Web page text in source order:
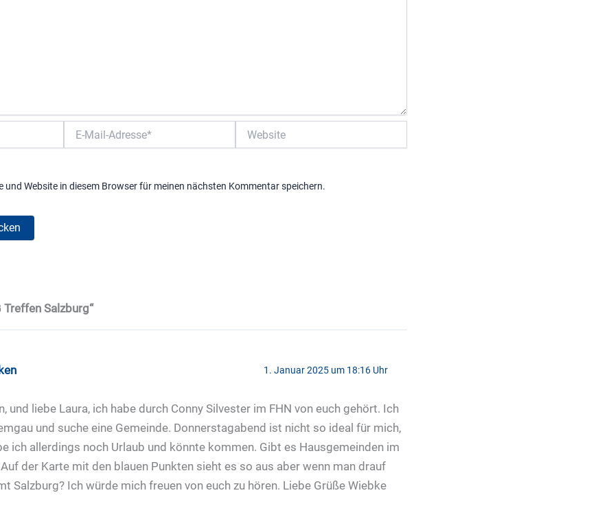
Mail-
und Website in diesem Browser für meinen nächsten Kommentar speichern.
Treffen Salzburg“
1. Januar 2025 um 18:16 Uhr
und liebe Laura, ich habe durch Conny Silvester im FHN von euch gehört. Ich
und suche eine Gemeinde. Donnerstagabend ist nicht so ideal für mich,
ich allerdings noch Urlaub und könnte kommen. Gibt es Hausgemeinden im
der Karte mit den blauen Punkten sieht es so aus aber wenn man drauf
Salzburg? Ich würde mich freuen von euch zu hören. Liebe Grüße Wiebke